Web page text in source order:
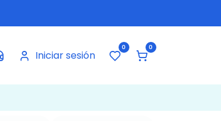
Iniciar sesión
0 0